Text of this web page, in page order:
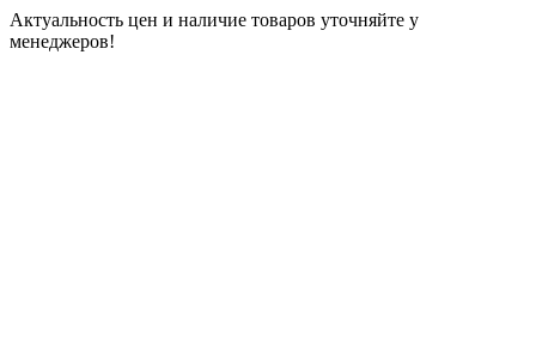
Актуальность цен и наличие товаров уточняйте у
менеджеров!